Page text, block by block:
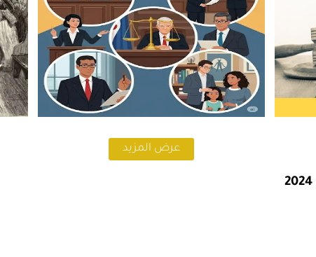
يوليو 31, 2025 يوليو 31,
عرض المزيد